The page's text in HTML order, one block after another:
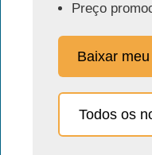
Preço
Baixar
Todos os